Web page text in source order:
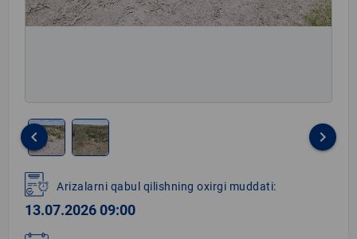
1
of
2
keyboard_arrow_left keyboard_arrow_right
Arizalarni qabul qilishning oxirgi muddati:
13.07.2026 09:00